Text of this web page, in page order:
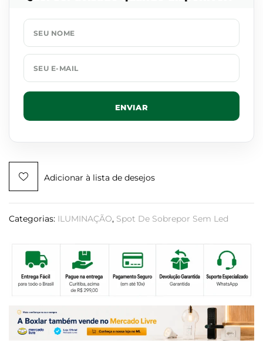
ENVIAR
Adicionar à lista de desejos
Categorias: ILUMINAÇÃO, Spot De Sobrepor Sem Led